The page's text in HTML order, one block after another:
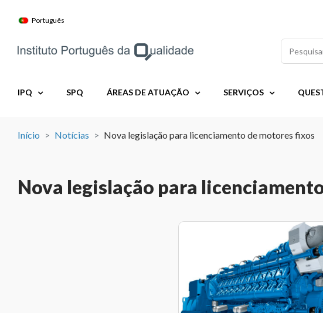
Português
Pesquisar
IPQ SPQ ÁREAS DE ATUAÇÃO SERVIÇOS
Início Notícias Nova legislação para licenciamento de motores fixos
Nova legislação para